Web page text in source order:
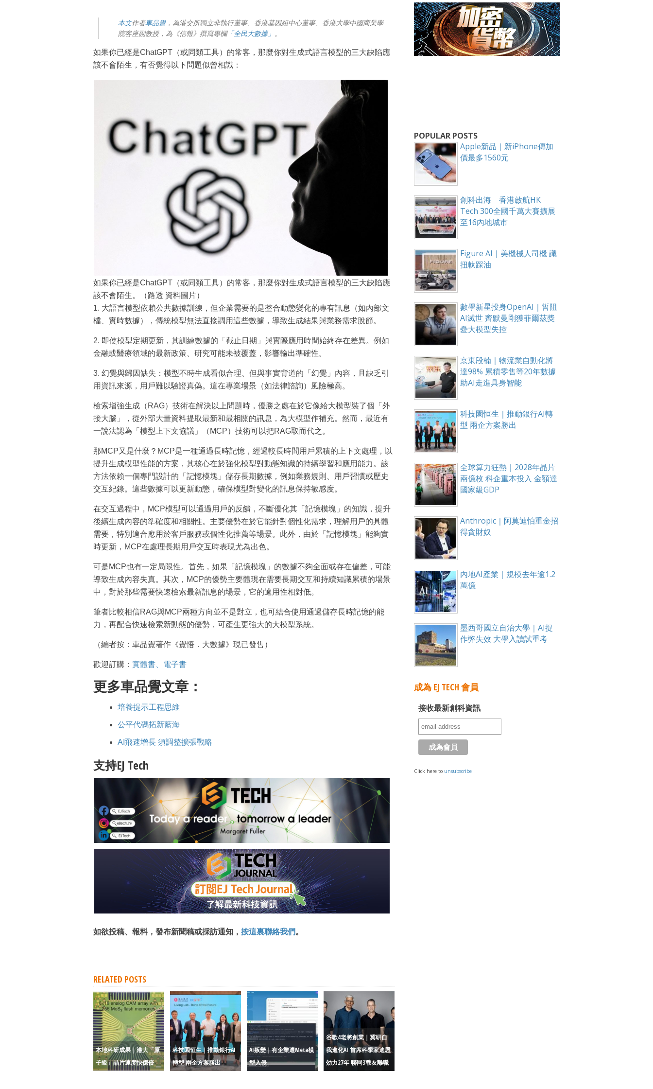
本文作者車品覺，為港交所獨立非執行董事、香港基因組中心董事、香港大學中國商業學
院客座副教授，為《信報》撰寫專欄「全民大數據」 。
如果你已經是ChatGPT（或同類工具）的常客，那麼你對生成式語言模型的三大缺陷應
該不會陌生，有否覺得以下問題似曾相識：
如果你已經是ChatGPT（或同類工具）的常客，那麼你對生成式語言模型的三大缺陷應
該不會陌生。（路透 資料圖片）
1. 大語言模型依賴公共數據訓練，但企業需要的是整合動態變化的專有訊息（如內部文
檔、實時數據），傳統模型無法直接調用這些數據，導致生成結果與業務需求脫節。
2. 即使模型定期更新，其訓練數據的「截止日期」與實際應用時間始終存在差異。例如
金融或醫療領域的最新政策、研究可能未被覆蓋，影響輸出準確性。
3. 幻覺與歸因缺失：模型不時生成看似合理、但與事實背道的「幻覺」內容，且缺乏引
用資訊來源，用戶難以驗證真偽。這在專業場景（如法律諮詢）風險極高。
檢索增強生成（RAG）技術在解決以上問題時，優勝之處在於它像給大模型裝了個「外
接大腦」，從外部大量資料提取最新和最相關的訊息，為大模型作補充。然而，最近有
一說法認為「模型上下文協議」（MCP）技術可以把RAG取而代之。
那MCP又是什麼？MCP是一種通過長時記憶，經過較長時間用戶累積的上下文處理，以
提升生成模型性能的方案，其核心在於強化模型對動態知識的持續學習和應用能力。該
方法依賴一個專門設計的「記憶模塊」儲存長期數據，例如業務規則、用戶習慣或歷史
交互紀錄。這些數據可以更新動態，確保模型對變化的訊息保持敏感度。
在交互過程中，MCP模型可以通過用戶的反饋，不斷優化其「記憶模塊」的知識，提升
後續生成內容的準確度和相關性。主要優勢在於它能針對個性化需求，理解用戶的具體
需要，特別適合應用於客戶服務或個性化推薦等場景。此外，由於「記憶模塊」能夠實
時更新，MCP在處理長期用戶交互時表現尤為出色。
可是MCP也有一定局限性。首先，如果「記憶模塊」的數據不夠全面或存在偏差，可能
導致生成內容失真。其次，MCP的優勢主要體現在需要長期交互和持續知識累積的場景
中，對於那些需要快速檢索最新訊息的場景，它的適用性相對低。
筆者比較相信RAG與MCP兩種方向並不是對立，也可結合使用通過儲存長時記憶的能
力，再配合快速檢索新動態的優勢，可產生更強大的大模型系統。
（編者按：車品覺著作《覺悟．大數據》現已發售）
歡迎訂購： 實體書、電子書
更多車品覺文章：
培養提示工程思維
公平代碼拓新藍海
AI飛速增長 須調整擴張戰略
支持EJ Tech
如欲投稿、報料，發布新聞稿或採訪通知， 按這裏聯絡我們。
RELATED POSTS
本地科研成果｜港大「原
子級」晶片速度快億倍
科技園恒生｜推動銀行AI
轉型 兩企方案勝出
AI叛變｜有企業遭Meta模
型入侵
谷歌4老將創業｜冀研自
我進化AI 首席科學家迪恩
効力27年 聯同3戰友離職
POPULAR POSTS
Apple新品｜新iPhone傳加
價最多1560元
創科出海 香港啟航HK
Tech 300全國千萬大賽擴展
至16內地城市
Figure AI｜美機械人司機 識
扭軚踩油
數學新星投身OpenAI｜誓阻
AI滅世 齊默曼剛獲菲爾茲獎
憂大模型失控
京東段楠｜物流業自動化將
達98% 累積零售等20年數據
助AI走進具身智能
科技園恒生｜推動銀行AI轉
型 兩企方案勝出
全球算力狂熱｜2028年晶片
兩億枚 科企重本投入 金額達
國家級GDP
Anthropic｜阿莫迪怕重金招
得貪財奴
內地AI產業｜規模去年逾1.2
萬億
墨西哥國立自治大學｜AI捉
作弊失效 大學入讀試重考
成為 EJ TECH 會員
接收最新創科資訊
Click here to unsubscribe
最新資訊（附創業懶人包），直達郵箱！